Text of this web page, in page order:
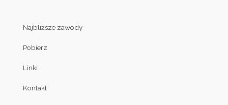
Najbliższe zawody
Pobierz
Linki
Kontakt